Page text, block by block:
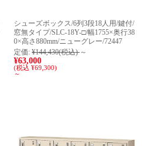
シューズボックス/6列3段18人用/鍵付/
窓無タイプ/SLC-18Y-□/幅1755×奥行38
0×高さ880mm/ニューグレー/72447
定価: ¥144,430(税込) ～
¥63,000
(税込 ¥69,300)
～